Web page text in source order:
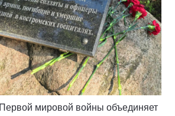
мировой войны объединяет